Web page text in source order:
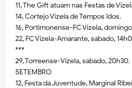
11, The Gift atuam nas Festas de
14, Cortejo Vizela de Tempos Idos.
16, Portimonense-FC Vizela,
22, FC Vizela-Amarante, sábado,
***
29, Torreense-Vizela, sábado, 20h30.
SETEMBRO
12, Festa da Juventude, Marginal